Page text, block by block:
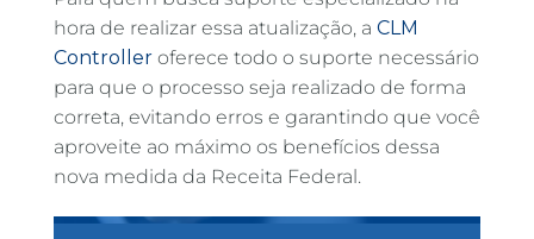
hora de realizar essa atualização, a CLM
Controller oferece todo o suporte necessário
para que o processo seja realizado de forma
correta, evitando erros e garantindo que você
aproveite ao máximo os benefícios dessa
nova medida da Receita Federal.